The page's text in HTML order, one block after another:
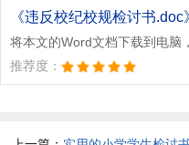
《违反校纪校规检讨书.doc
将本文的Word文档下载到电脑
推荐度：